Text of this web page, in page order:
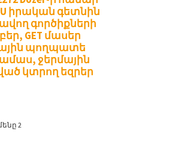
իրական գետնին
գործիքների
GET մասեր
պողպատե
ջերմային
կտրող եզրեր
2